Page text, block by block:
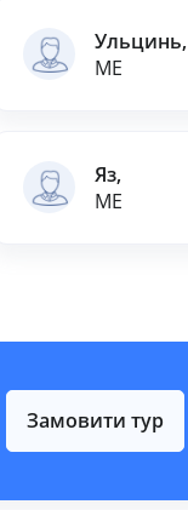
Ульцинь,
ME
Яз,
ME
Замовити тур